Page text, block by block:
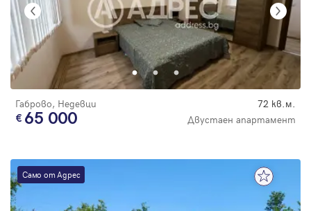
Габрово, Недевци 72 кв.м.
65 000 Двустаен апартамент
Само от Адрес